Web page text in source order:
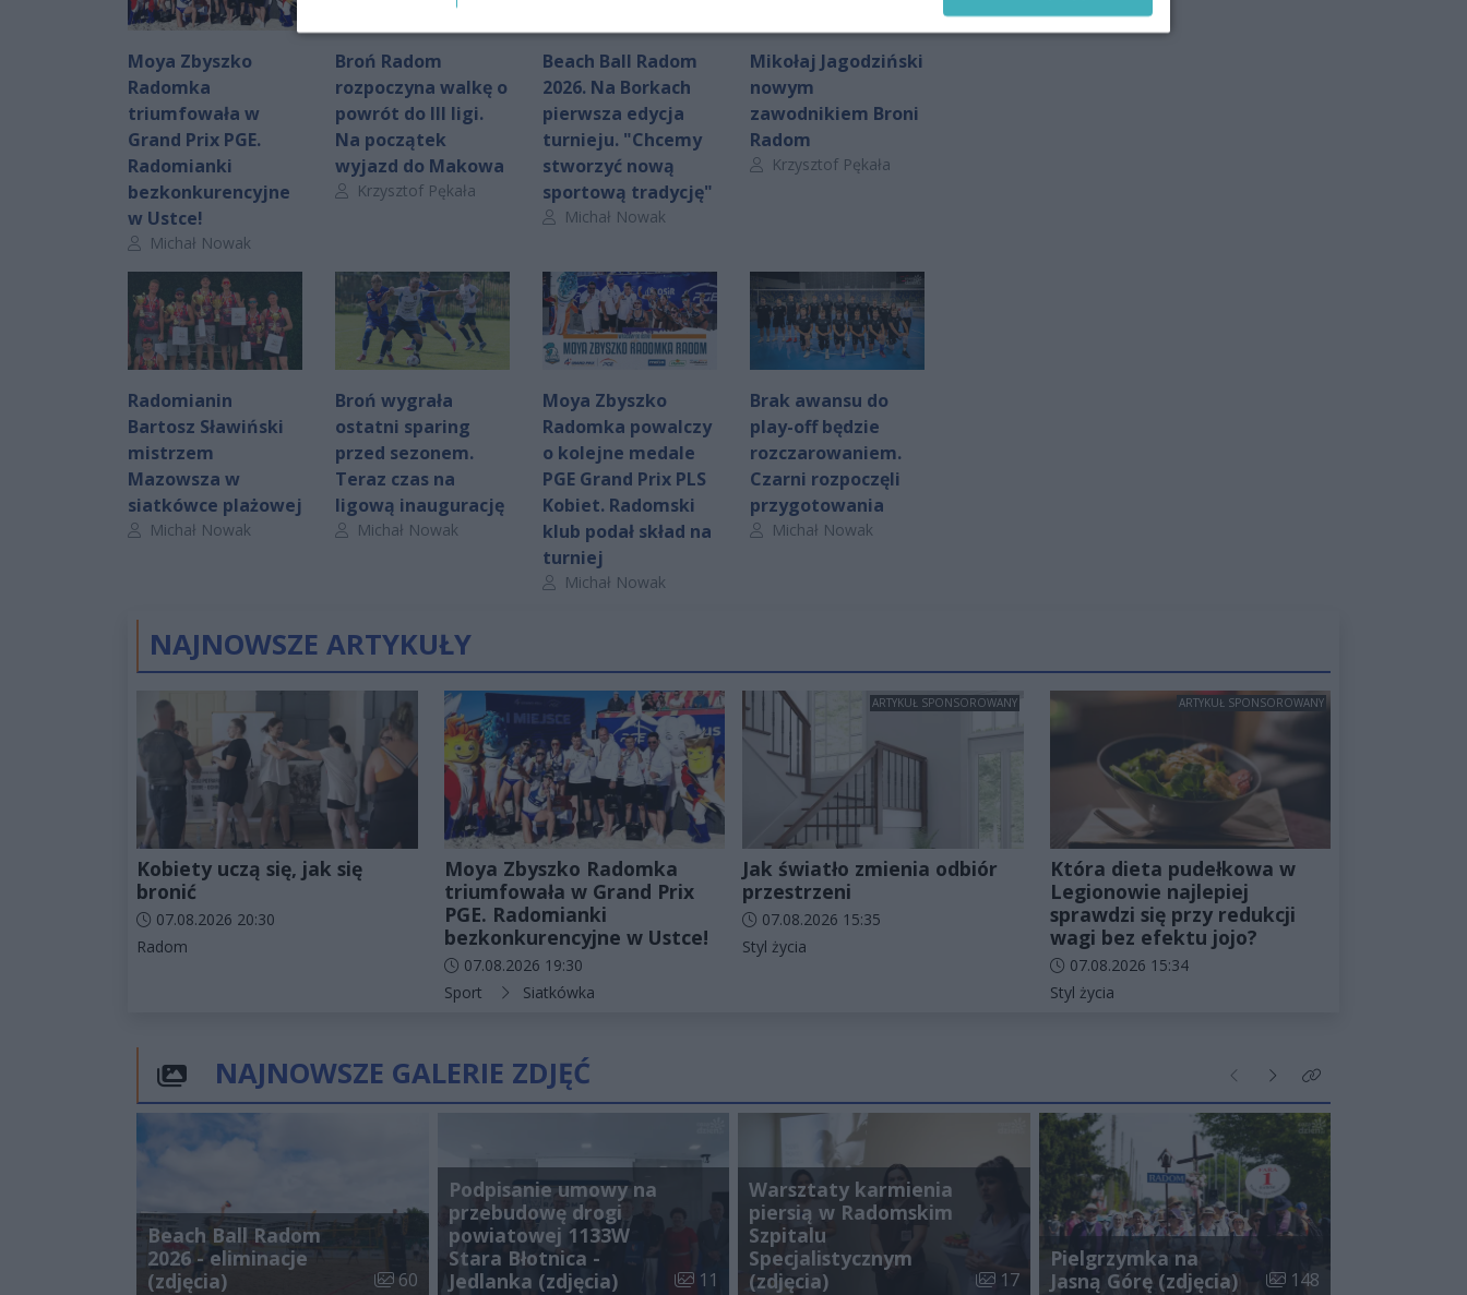
Moya Zbyszko
Radomka
triumfowała w
Grand Prix PGE.
Radomianki
bezkonkurencyjne
w Ustce!
Autor artykułu:
Michał Nowak
Broń Radom
rozpoczyna walkę o
powrót do III ligi.
Na początek
wyjazd do Makowa
Autor artykułu:
Krzysztof Pękała
Beach Ball Radom
2026. Na Borkach
pierwsza edycja
turnieju. "Chcemy
stworzyć nową
sportową tradycję"
Autor artykułu:
Michał Nowak
Mikołaj Jagodziński
nowym
zawodnikiem Broni
Radom
Autor artykułu:
Krzysztof Pękała
Radomianin
Bartosz Sławiński
mistrzem
Mazowsza w
siatkówce plażowej
Autor artykułu:
Michał Nowak
Broń wygrała
ostatni sparing
przed sezonem.
Teraz czas na
ligową inaugurację
Autor artykułu:
Michał Nowak
Moya Zbyszko
Radomka powalczy
o kolejne medale
PGE Grand Prix PLS
Kobiet. Radomski
klub podał skład na
turniej
Autor artykułu:
Michał Nowak
Brak awansu do
play-off będzie
rozczarowaniem.
Czarni rozpoczęli
przygotowania
Autor artykułu:
Michał Nowak
NAJNOWSZE ARTYKUŁY
Kobiety uczą się, jak się
bronić
Data dodania artykułu:
07.08.2026 20:30
Kategorie artykułu:
Radom
Moya Zbyszko Radomka
triumfowała w Grand Prix
PGE. Radomianki
bezkonkurencyjne w Ustce!
Data dodania artykułu:
07.08.2026 19:30
Kategorie artykułu:
Sport Siatkówka
ARTYKUŁ SPONSOROWANY
Jak światło zmienia odbiór
przestrzeni
Data dodania artykułu:
07.08.2026 15:35
Kategorie artykułu:
Styl życia
ARTYKUŁ SPONSOROWANY
Która dieta pudełkowa w
Legionowie najlepiej
sprawdzi się przy redukcji
wagi bez efektu jojo?
Data dodania artykułu:
07.08.2026 15:34
Kategorie artykułu:
Styl życia
NAJNOWSZE GALERIE ZDJĘĆ Poprzednie
NastępneKliknij aby zobaczyć
Beach Ball Radom
2026 - eliminacje
(zdjęcia)
Liczba zdjęć w galerii:
60
Podpisanie umowy na
przebudowę drogi
powiatowej 1133W
Stara Błotnica -
Jedlanka (zdjęcia)
Liczba zdjęć w galerii:
11
Warsztaty karmienia
piersią w Radomskim
Szpitalu
Specjalistycznym
(zdjęcia)
Liczba zdjęć w galerii:
17
Pielgrzymka na
Jasną Górę (zdjęcia)
Liczba zdjęć w galerii:
148